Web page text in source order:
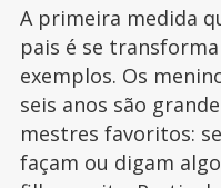
A primeira medida
pais é se
exemplos. Os
seis anos são
mestres favoritos:
façam ou digam